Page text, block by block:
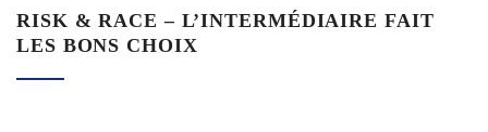
RISK & RACE – L’INTERMÉDIAIRE FAIT
LES BONS CHOIX